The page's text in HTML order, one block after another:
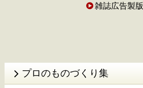
雑誌広告製版
プロのものづくり集